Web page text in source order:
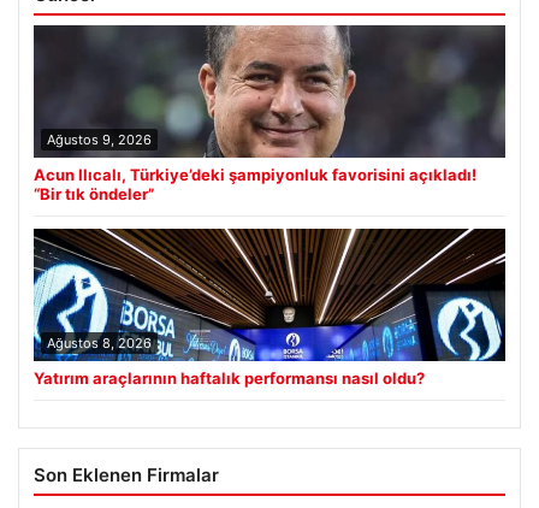
Ağustos 9, 2026
Acun Ilıcalı, Türkiye’deki şampiyonluk favorisini açıkladı!
“Bir tık öndeler”
Ağustos 8, 2026
Yatırım araçlarının haftalık performansı nasıl oldu?
Son Eklenen Firmalar